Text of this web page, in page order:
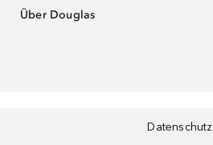
Über Douglas
Datenschutz